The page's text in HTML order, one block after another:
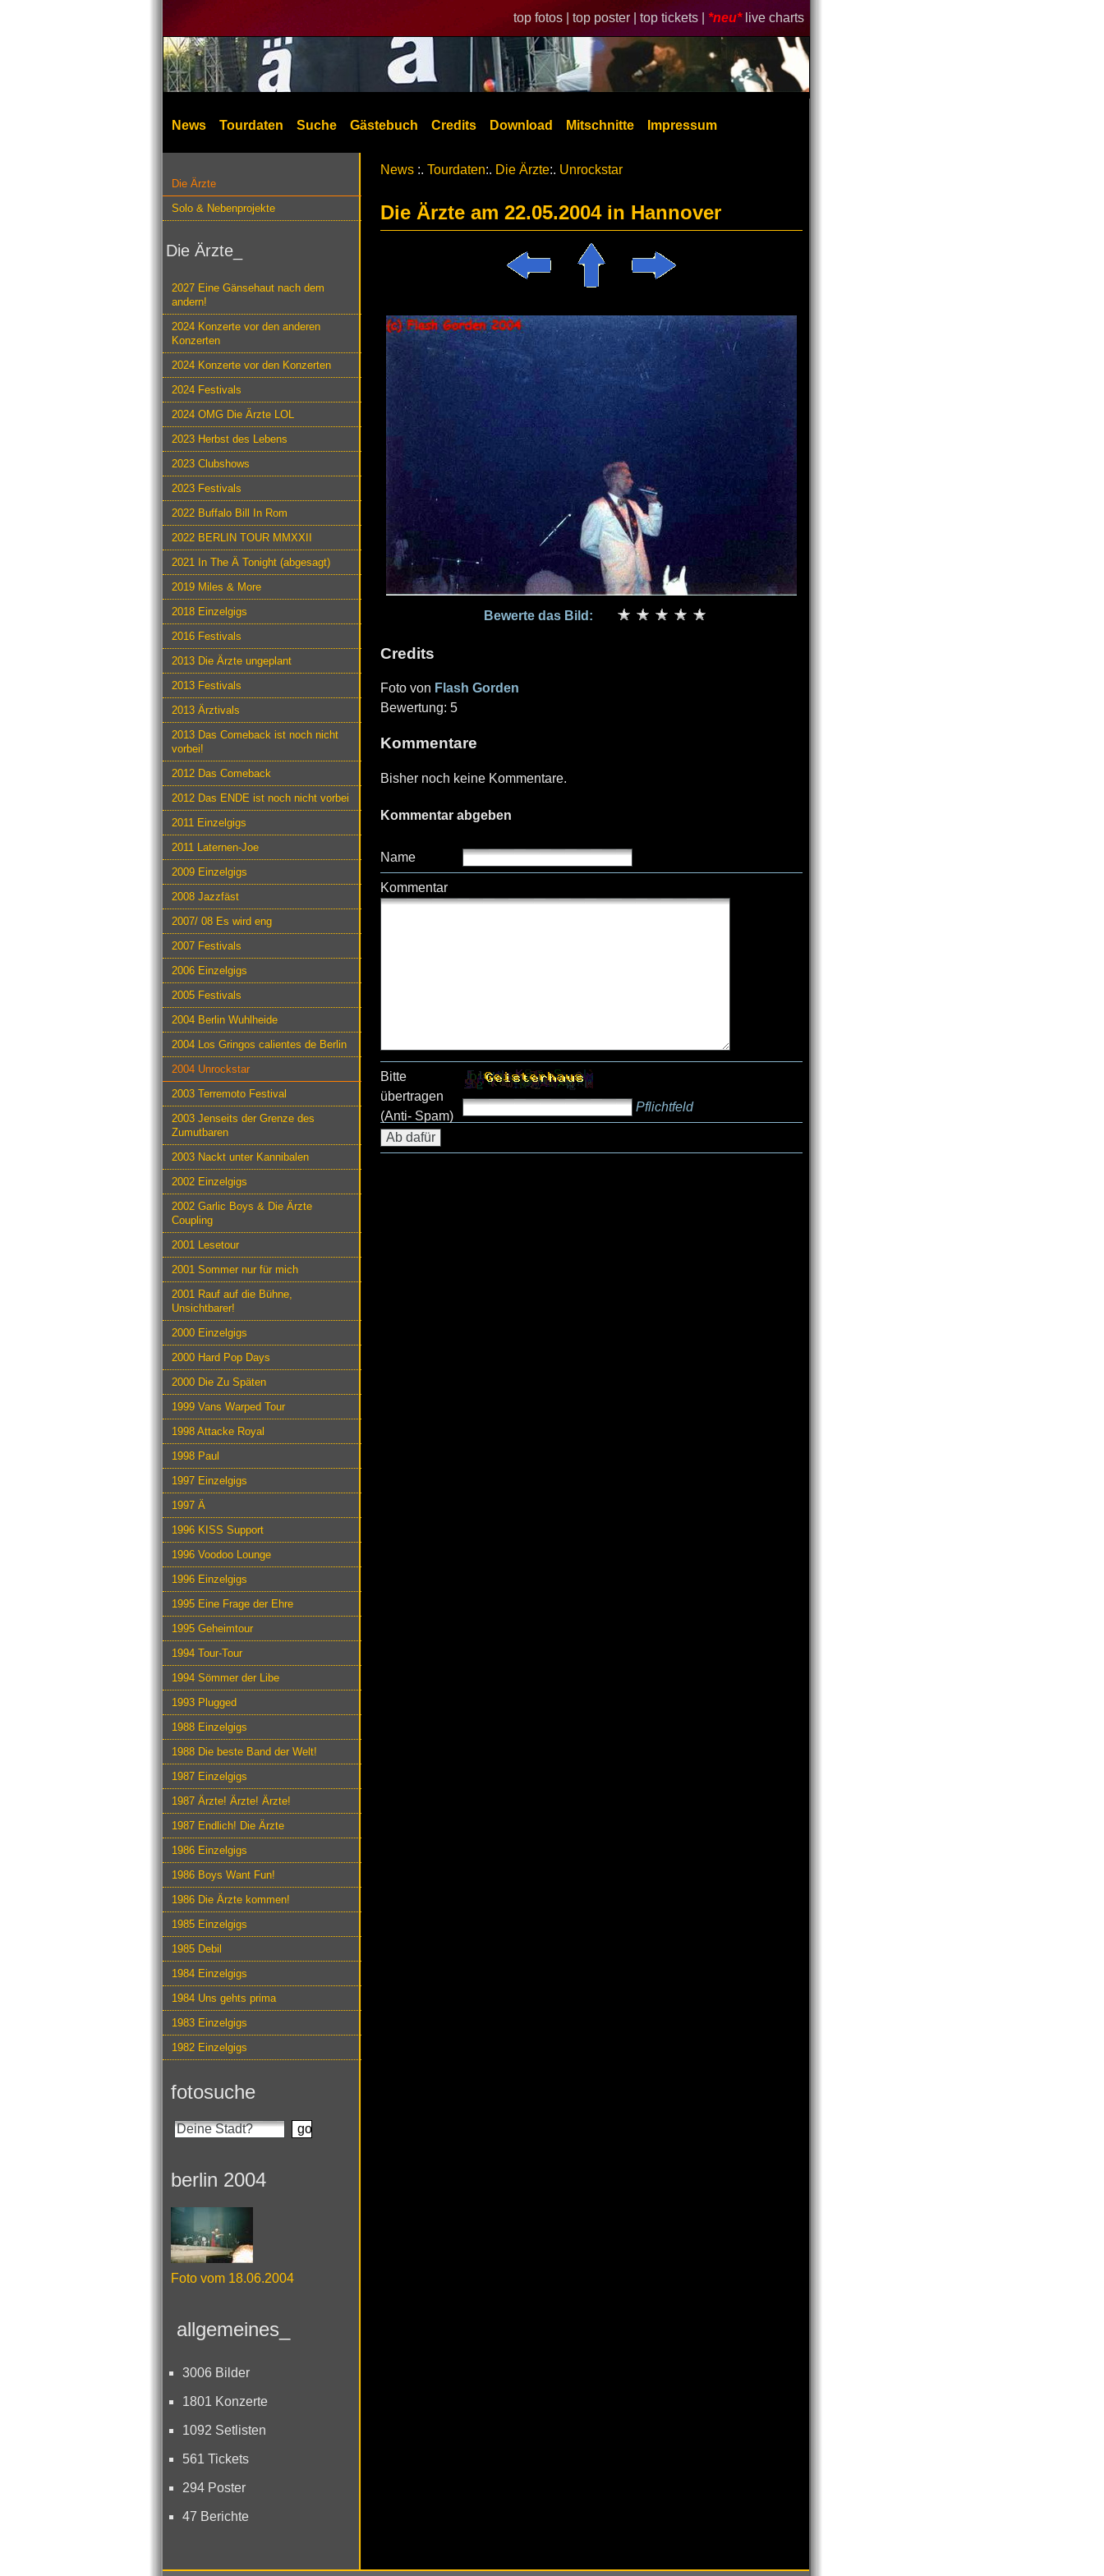
top fotos | top poster | top tickets | *neu* live charts
News Tourdaten Suche Gästebuch Credits Download Mitschnitte Impressum
Die Ärzte
Solo & Nebenprojekte
Die Ärzte_
2027 Eine Gänsehaut nach dem
andern!
2024 Konzerte vor den anderen
Konzerten
2024 Konzerte vor den Konzerten
2024 Festivals
2024 OMG Die Ärzte LOL
2023 Herbst des Lebens
2023 Clubshows
2023 Festivals
2022 Buffalo Bill In Rom
2022 BERLIN TOUR MMXXII
2021 In The Ä Tonight (abgesagt)
2019 Miles & More
2018 Einzelgigs
2016 Festivals
2013 Die Ärzte ungeplant
2013 Festivals
2013 Ärztivals
2013 Das Comeback ist noch nicht
vorbei!
2012 Das Comeback
2012 Das ENDE ist noch nicht vorbei
2011 Einzelgigs
2011 Laternen-Joe
2009 Einzelgigs
2008 Jazzfäst
2007/ 08 Es wird eng
2007 Festivals
2006 Einzelgigs
2005 Festivals
2004 Berlin Wuhlheide
2004 Los Gringos calientes de Berlin
2004 Unrockstar
2003 Terremoto Festival
2003 Jenseits der Grenze des
Zumutbaren
2003 Nackt unter Kannibalen
2002 Einzelgigs
2002 Garlic Boys & Die Ärzte
Coupling
2001 Lesetour
2001 Sommer nur für mich
2001 Rauf auf die Bühne,
Unsichtbarer!
2000 Einzelgigs
2000 Hard Pop Days
2000 Die Zu Späten
1999 Vans Warped Tour
1998 Attacke Royal
1998 Paul
1997 Einzelgigs
1997 Ä
1996 KISS Support
1996 Voodoo Lounge
1996 Einzelgigs
1995 Eine Frage der Ehre
1995 Geheimtour
1994 Tour-Tour
1994 Sömmer der Libe
1993 Plugged
1988 Einzelgigs
1988 Die beste Band der Welt!
1987 Einzelgigs
1987 Ärzte! Ärzte! Ärzte!
1987 Endlich! Die Ärzte
1986 Einzelgigs
1986 Boys Want Fun!
1986 Die Ärzte kommen!
1985 Einzelgigs
1985 Debil
1984 Einzelgigs
1984 Uns gehts prima
1983 Einzelgigs
1982 Einzelgigs
fotosuche
berlin 2004
Foto vom 18.06.2004
allgemeines_
3006 Bilder
1801 Konzerte
1092 Setlisten
561 Tickets
294 Poster
47 Berichte
News :. Tourdaten:. Die Ärzte:. Unrockstar
Die Ärzte am 22.05.2004 in Hannover
Bewerte das Bild:
Credits
Foto von Flash Gorden
Bewertung: 5
Kommentare
Bisher noch keine Kommentare.
Kommentar abgeben
Name
Kommentar
Bitte
übertragen
(Anti- Spam)
Pflichtfeld